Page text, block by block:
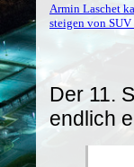
Armin Laschet
steigen von SUV
Der 11.
endlich